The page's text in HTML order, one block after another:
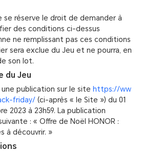
se réserve le droit de demander à
des conditions ci-dessus
ne remplissant pas ces conditions
sera exclue du Jeu et ne pourra, en
son lot.
du Jeu
une publication sur le site https://ww
friday/ (ci-après « le Site ») du 01
2023 à 23h59. La publication
: « Offre de Noël HONOR :
à découvrir. »